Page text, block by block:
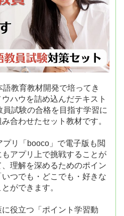
教育教材開発で培ってき
ハウを詰め込んだテキスト
試験の合格を目指す学習に
合わせたセット教材です。
リ「booco」で電子版も閲
アプリ上で挑戦することが
理解を深めるためのポイン
いつでも・どこでも・好きな
ができます。
役立つ「ポイント学習動